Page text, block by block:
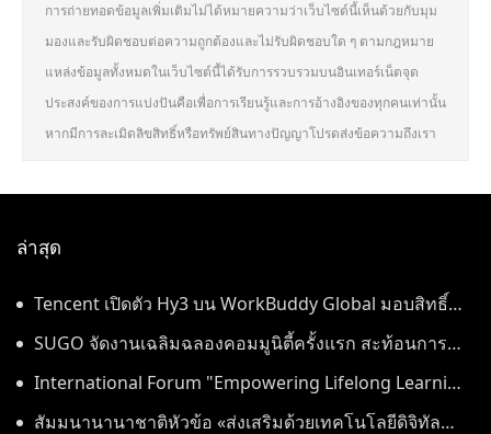
การถ่ายทอดข้อมูลเพิ่มเติมไม่ได้หมายความว่าเว็บไซต์นี้เห็นด้วยกับมุม
มองและรับผิดชอบต่อความถูกต้องและไม่รับผิดชอบใด ๆ ตามกฎหมาย
แหล่งข้อมูลทั้งหมดในเว็บไซต์นี้ได้รับการรวบรวมบนอินเทอร์เน็ตจุด
ประสงค์ของการแบ่งปันคือเพื่อการเรียนรู้และการอ้างอิงของทุกคนเท่านั้น
หากมีการละเมิดลิขสิทธิ์หรือทรัพย์สินทางปัญญาโปรดส่งข้อความถึงเรา
ล่าสุด
Tencent เปิดตัว Hy3 บน WorkBuddy Global มอบสิทธิ์
เข้าใช้งาน AI Agentic Workspace ฟรีตลอดเดือนสิงหาคม
SUGO จัดงานเฉลิมฉลองคอมมูนิตี้ครั้งแรก สะท้อนการ
เติบโตอย่างต่อเนื่องในประเทศไทย
International Forum "Empowering Lifelong Learning
Through Digital Intelligence – Building a New
สัมมนานานาชาติหัวข้อ «ส่งเสริมด้วยเทคโนโลยีดิจิทัล